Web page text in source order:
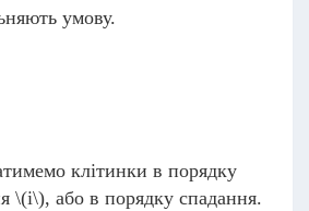
умову.
клітинки в порядку
\(i\), або в порядку спадання.